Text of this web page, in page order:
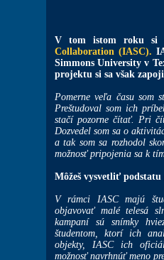
V tom istom roku si
Collaboration (IASC).
Simmons University v
projektu si sa však
Pomerne veľa času som
Preštudoval som ich
stačí pozorne čítať. Pri
Dozvedel som sa o
a tak som sa rozhodol
možnosť pripojenia sa k
Môžeš vysvetliť
V rámci IASC majú
objavovať malé telesá
kampaní sú snímky
študentom, ktorí ich
objekty, IASC ich
možnosť navrhnúť meno